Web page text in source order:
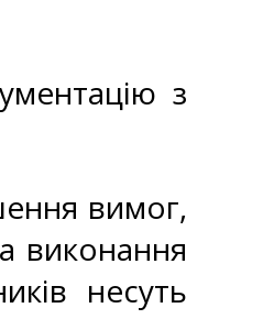
з
вимог,
виконання
несуть